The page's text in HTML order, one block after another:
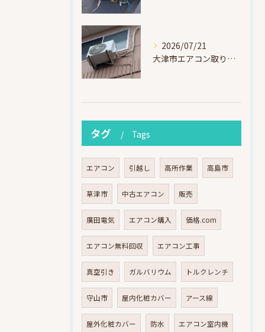
2026/07/21
大津市エアコン取り付け｜他社で断られたマンション3階の壁面アングル高所作業（ハイセンス HA-J22H-W・プレジーオビワコ）
タグ Tags
エアコン 引越し 高所作業 高島市
草津市 中古エアコン 販売
廣田電気 エアコン購入 価格.com
エアコン無料回収 エアコン工事
真空引き ガルバリウム トルクレンチ
守山市 屋内化粧カバー アース線
屋外化粧カバー 防水 エアコン室内機